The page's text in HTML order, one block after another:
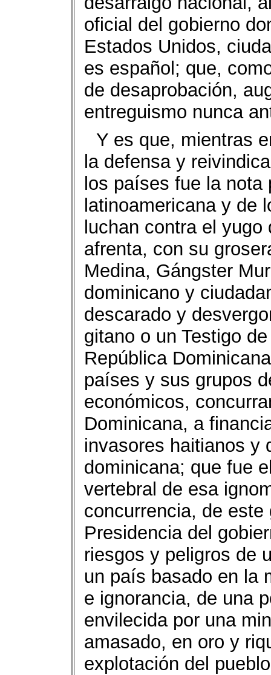
oficial del gobierno
Estados Unidos,
es español; que,
de desaprobación,
entreguismo nunca
Y es que, mientras
la defensa y
los países fue la
latinoamericana y de
luchan contra el
afrenta, con su
Medina, Gángster
dominicano y
descarado y
gitano o un Testigo
República
países y sus grupos
económicos,
Dominicana, a
invasores haitianos y
dominicana; que fue
vertebral de esa
concurrencia, de
Presidencia del
riesgos y peligros de
un país basado en la
e ignorancia, de una
envilecida por una
amasado, en oro y
explotación del